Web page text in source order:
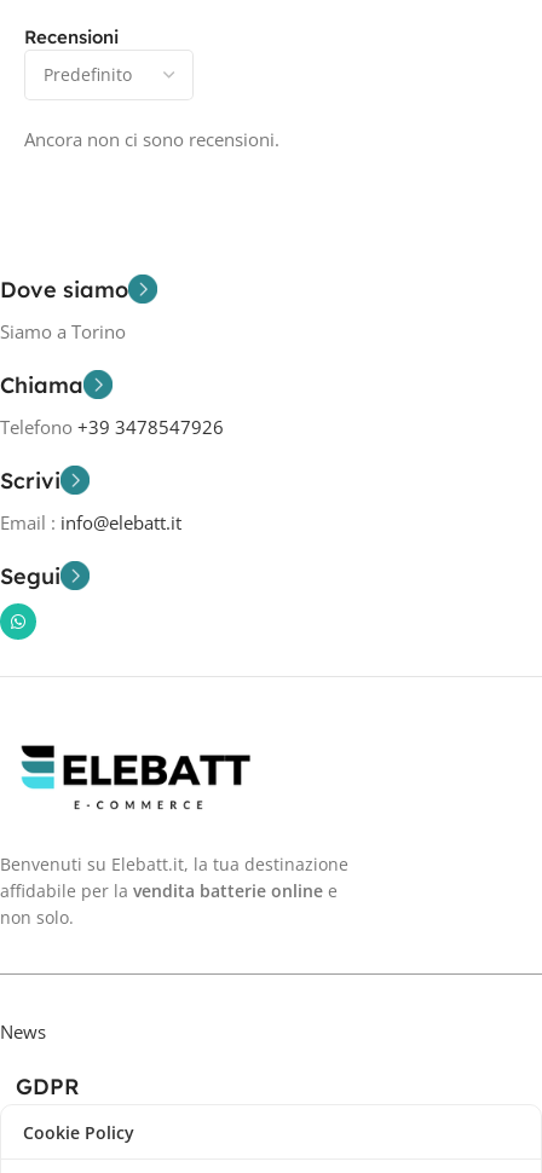
Recensioni
Ancora non ci sono recensioni.
Dove siamo
Siamo a Torino
Chiama
Telefono +39 3478547926
Scrivi
Email : info@elebatt.it
Segui
Benvenuti su Elebatt.it, la tua destinazione
affidabile per la vendita batterie online e
non solo.
News
GDPR
Cookie Policy